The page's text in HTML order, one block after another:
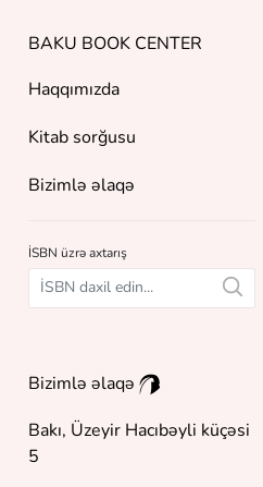
BAKU BOOK CENTER
Haqqımızda
Kitab sorğusu
Bizimlə əlaqə
İSBN üzrə axtarış
Bizimlə əlaqə
Bakı, Üzeyir Hacıbəyli küçəsi
5